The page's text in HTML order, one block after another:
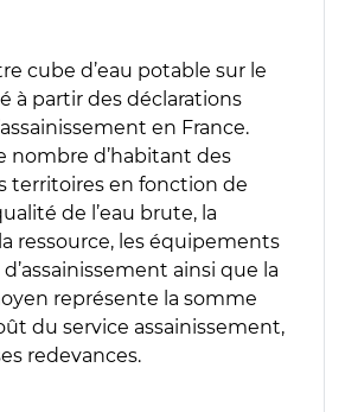
cube d’eau potable sur le
à partir des déclarations
en France.
nombre d’habitant des
territoires en fonction de
de l’eau brute, la
ressource, les équipements
ainsi que la
représente la somme
du service assainissement,
redevances.